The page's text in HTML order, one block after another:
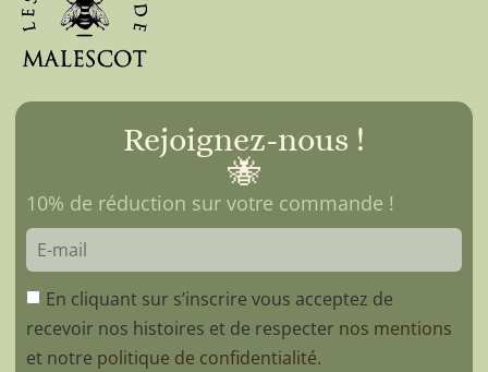
Rejoignez-nous !
🐝
10% de réduction sur votre commande !
En cliquant sur s’inscrire vous acceptez de
recevoir nos histoires et de respecter nos mentions
et notre politique de confidentialité.